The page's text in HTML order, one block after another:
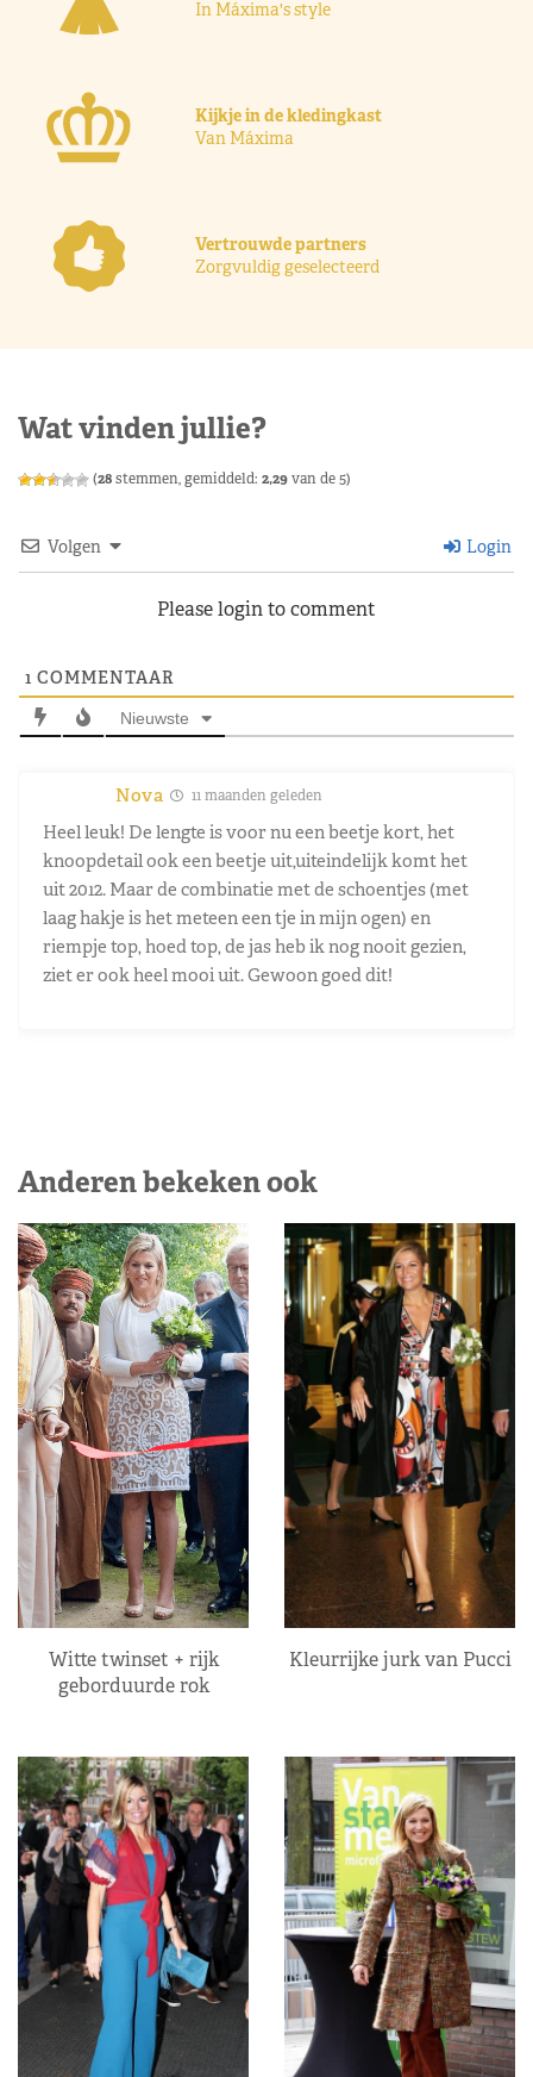
In Máxima's style
Kijkje in de kledingkast
Van Máxima
Vertrouwde partners
Zorgvuldig geselecteerd
Wat vinden jullie?
(28stemmen, gemiddeld: 2,29van de 5)
Volgen Login
Please login to comment
1 COMMENTAAR
Nieuwste
Nova 11 maanden geleden
Heel leuk! De lengte is voor nu een beetje kort, het
knoopdetail ook een beetje uit,uiteindelijk komt het
uit 2012. Maar de combinatie met de schoentjes (met
laag hakje is het meteen een tje in mijn ogen) en
riempje top, hoed top, de jas heb ik nog nooit gezien,
ziet er ook heel mooi uit. Gewoon goed dit!
Anderen bekeken ook
Witte twinset + rijk
geborduurde rok
Kleurrijke jurk van Pucci